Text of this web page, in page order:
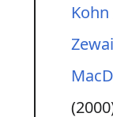
Kohn